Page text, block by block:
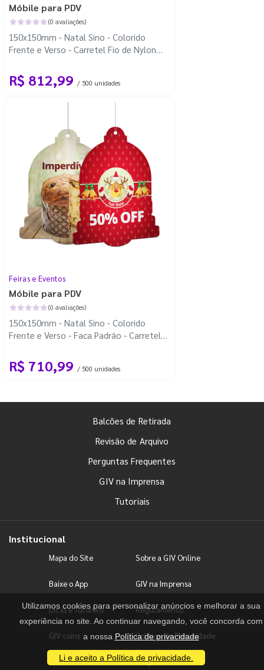
Móbile para PDV
(0 avaliações)
150x150mm - Natal Sino - Colorido
Frente e Verso - Carretel Fio de Nylon
R$ 812,99 / 500 unidades
Feiras e Eventos
Móbile para PDV
(0 avaliações)
150x150mm - Natal Sino - Colorido
Frente e Verso - Faca Padrão - Carretel
R$ 710,99 / 500 unidades
Balcões de Retirada
Revisão de Arquivo
Perguntas Frequentes
GIV na Imprensa
Tutoriais
Institucional
Mapa do Site Sobre a GIV Online
Baixe o App GIV na Imprensa
Dicas e Tutoriais Regulamento
GIV coins Política de Privacidade
Fale conosco Blog
Utilizamos cookies para personalizar anúncios e melhorar a sua
experiência no site. Ao continuar navegando, você concorda com
a nossa Política de privacidade
Li e aceito a Política de privacidade.